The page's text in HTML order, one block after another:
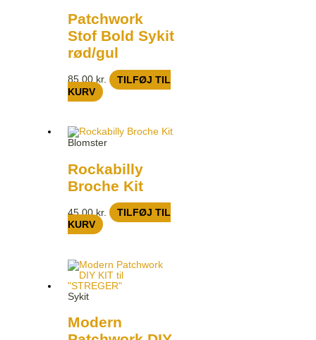
Patchwork
Stof Bold Sykit
rød/gul
85,00kr.
TILFØJ TIL
KURV
Blomster
Rockabilly
Broche Kit
45,00kr.
TILFØJ TIL
KURV
Sykit
Modern